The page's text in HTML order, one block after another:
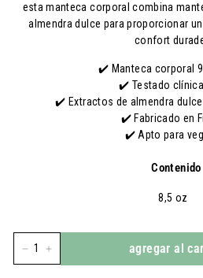
esta manteca corporal combina
almendra dulce para proporcionar
confort
✔️ Manteca corporal
✔️ Testado
✔️ Extractos de almendra
✔️ Fabricado en
✔️ Apto para
Contenido
8,5 oz
agregar al